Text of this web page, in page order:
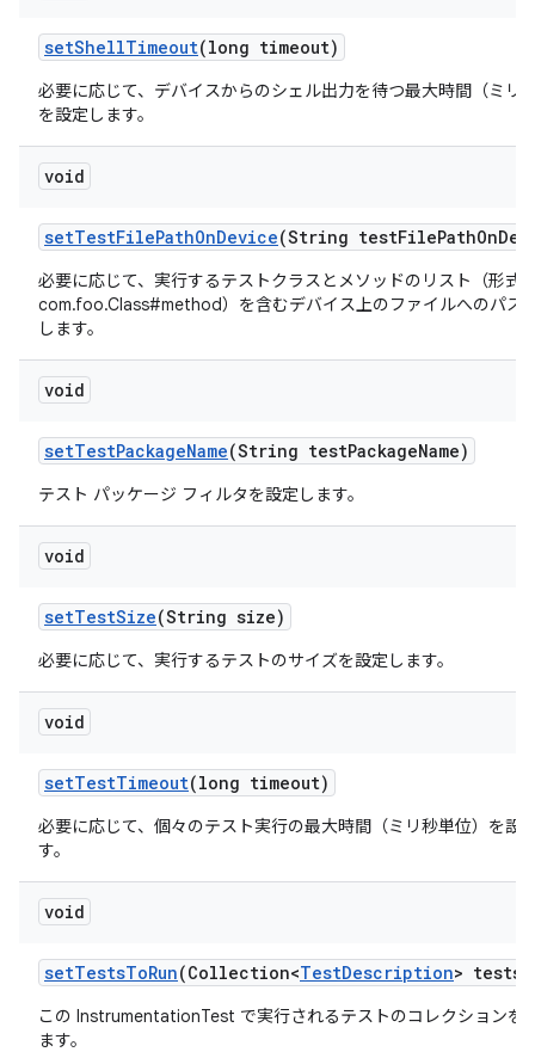
setShellTimeout(long timeout)
必要に応じて、デバイスからのシェル出力を待つ最大時間（ミリ
を設定します。
void
setTestFilePathOnDevice(String testFilePathOn
必要に応じて、実行するテストクラスとメソッドのリスト（形式:
com.foo.Class#method）を含むデバイス上のファイルへのパス
します。
void
setTestPackageName(String testPackageName)
テスト パッケージ フィルタを設定します。
void
setTestSize(String size)
必要に応じて、実行するテストのサイズを設定します。
void
setTestTimeout(long timeout)
必要に応じて、個々のテスト実行の最大時間（ミリ秒単位）を設
す。
void
setTestsToRun(Collection<TestDescription> tests)
この InstrumentationTest で実行されるテストのコレクションを
ます。